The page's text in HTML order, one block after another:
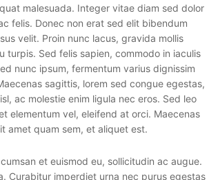
malesuada. Integer vitae diam sed dolor
felis. Donec non erat sed elit bibendum
velit. Proin nunc lacus, gravida mollis
turpis. Sed felis sapien, commodo in iaculis
nunc ipsum, fermentum varius dignissim
sagittis, lorem sed congue egestas,
ac molestie enim ligula nec eros. Sed leo
elementum vel, eleifend at orci. Maecenas
amet quam sem, et aliquet est.
et euismod eu, sollicitudin ac augue.
Curabitur imperdiet urna nec purus egestas